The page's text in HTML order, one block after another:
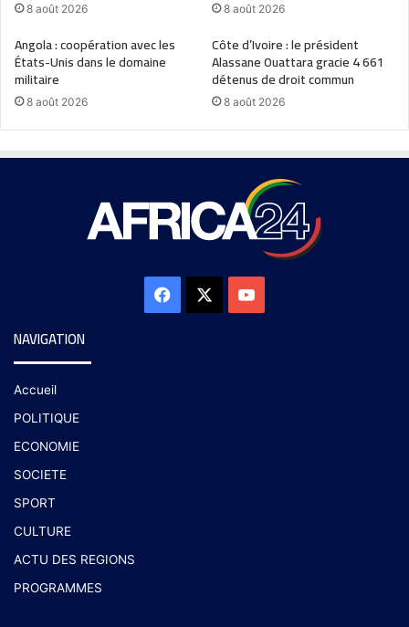
8 août 2026 8 août 2026
Angola : coopération avec les
États-Unis dans le domaine
militaire
8 août 2026
Côte d’Ivoire : le président
Alassane Ouattara gracie 4 661
détenus de droit commun
8 août 2026
NAVIGATION
Accueil
POLITIQUE
ECONOMIE
SOCIETE
SPORT
CULTURE
ACTU DES REGIONS
PROGRAMMES